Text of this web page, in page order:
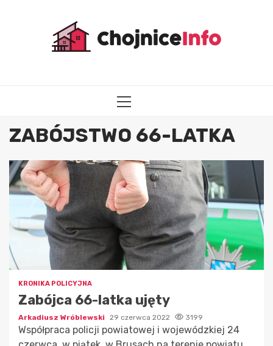
MENU
ZABÓJSTWO 66-LATKA
KRONIKA POLICYJNA
Zabójca 66-latka ujęty
Arkadiusz Wróblewski 29 czerwca 2022 3199
Współpraca policji powiatowej i wojewódzkiej 24